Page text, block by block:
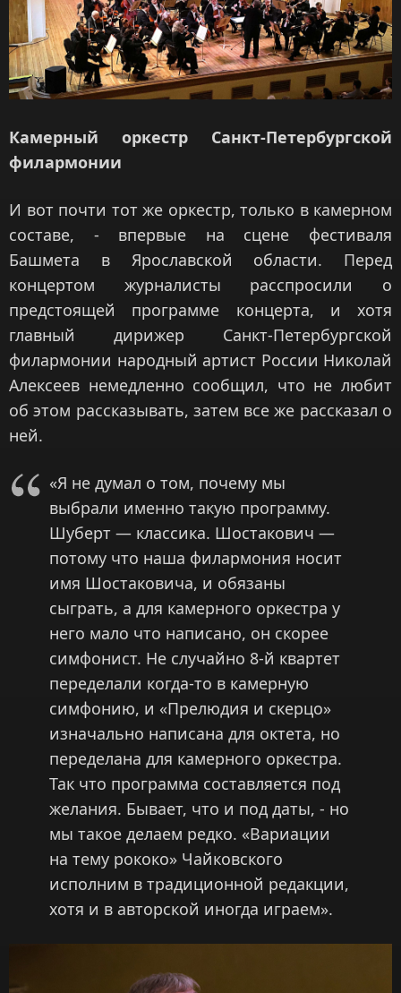
Камерный оркестр Санкт-Петербургской
филармонии
И вот почти тот же оркестр, только в камерном
составе, - впервые на сцене фестиваля
Башмета в Ярославской области. Перед
концертом журналисты расспросили о
предстоящей программе концерта, и хотя
главный дирижер Санкт-Петербургской
филармонии народный артист России Николай
Алексеев немедленно сообщил, что не любит
об этом рассказывать, затем все же рассказал о
ней.
«Я не думал о том, почему мы
выбрали именно такую программу.
Шуберт — классика. Шостакович —
потому что наша филармония носит
имя Шостаковича, и обязаны
сыграть, а для камерного оркестра у
него мало что написано, он скорее
симфонист. Не случайно 8-й квартет
переделали когда-то в камерную
симфонию, и «Прелюдия и скерцо»
изначально написана для октета, но
переделана для камерного оркестра.
Так что программа составляется под
желания. Бывает, что и под даты, - но
мы такое делаем редко. «Вариации
на тему рококо» Чайковского
исполним в традиционной редакции,
хотя и в авторской иногда играем».